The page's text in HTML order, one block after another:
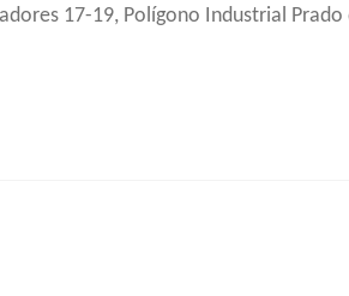
17-19, Polígono Industrial Prado